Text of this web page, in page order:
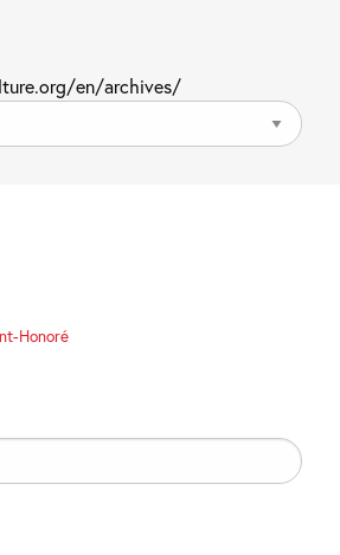
en/archives/
Honoré